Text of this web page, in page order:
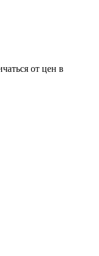
от цен в